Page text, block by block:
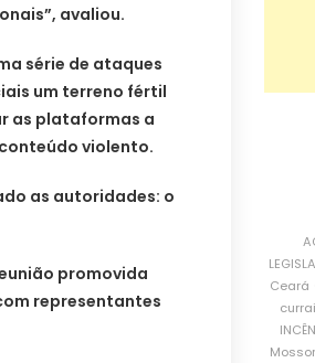
avaliou.
série de ataques
um terreno fértil
as plataformas a
violento.
as autoridades: o
promovida
representantes
Ceará